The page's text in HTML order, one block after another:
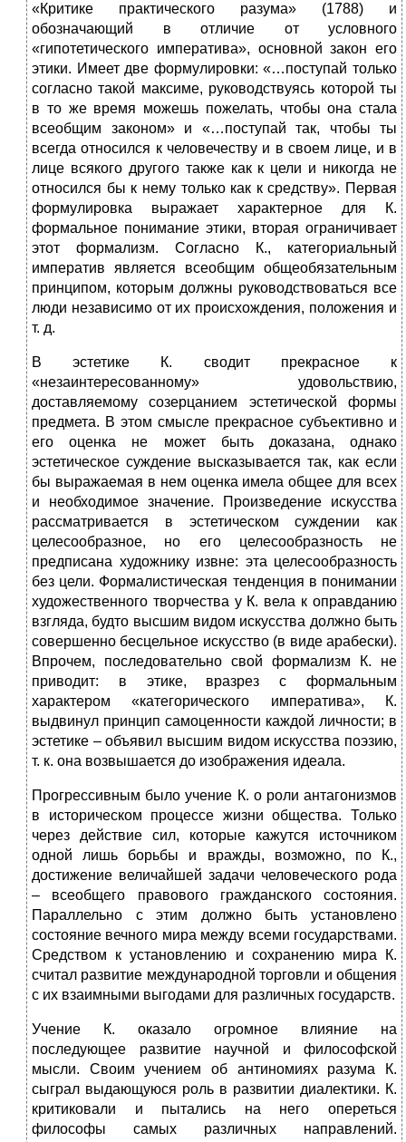
«Критике практического разума» (1788) и
обозначающий в отличие от условного
«гипотетического императива», основной закон его
этики. Имеет две формулировки: «…поступай только
согласно такой максиме, руководствуясь которой ты
в то же время можешь пожелать, чтобы она стала
всеобщим законом» и «…поступай так, чтобы ты
всегда относился к человечеству и в своем лице, и в
лице всякого другого также как к цели и никогда не
относился бы к нему только как к средству». Первая
формулировка выражает характерное для К.
формальное понимание этики, вторая ограничивает
этот формализм. Согласно К., категориальный
императив является всеобщим общеобязательным
принципом, которым должны руководствоваться все
люди независимо от их происхождения, положения и
т. д.
В эстетике К. сводит прекрасное к
«незаинтересованному» удовольствию,
доставляемому созерцанием эстетической формы
предмета. В этом смысле прекрасное субъективно и
его оценка не может быть доказана, однако
эстетическое суждение высказывается так, как если
бы выражаемая в нем оценка имела общее для всех
и необходимое значение. Произведение искусства
рассматривается в эстетическом суждении как
целесообразное, но его целесообразность не
предписана художнику извне: эта целесообразность
без цели. Формалистическая тенденция в понимании
художественного творчества у К. вела к оправданию
взгляда, будто высшим видом искусства должно быть
совершенно бесцельное искусство (в виде арабески).
Впрочем, последовательно свой формализм К. не
приводит: в этике, вразрез с формальным
характером «категорического императива», К.
выдвинул принцип самоценности каждой личности; в
эстетике – объявил высшим видом искусства поэзию,
т. к. она возвышается до изображения идеала.
Прогрессивным было учение К. о роли антагонизмов
в историческом процессе жизни общества. Только
через действие сил, которые кажутся источником
одной лишь борьбы и вражды, возможно, по К.,
достижение величайшей задачи человеческого рода
– всеобщего правового гражданского состояния.
Параллельно с этим должно быть установлено
состояние вечного мира между всеми государствами.
Средством к установлению и сохранению мира К.
считал развитие международной торговли и общения
с их взаимными выгодами для различных государств.
Учение К. оказало огромное влияние на
последующее развитие научной и философской
мысли. Своим учением об антиномиях разума К.
сыграл выдающуюся роль в развитии диалектики. К.
критиковали и пытались на него опереться
философы самых различных направлений.